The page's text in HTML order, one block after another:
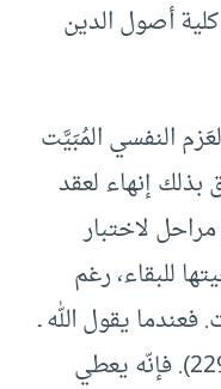
أصول الدين
النفسي المُبَيَّت
بذلك إنهاء لعقد
لاختبار
للبقاء، رغم
فعندما يقول الله ـ
تعالى ـ : (الطَّلاقُ مَرَّتَانِ) (البقرة 229). فإنّه يعطي